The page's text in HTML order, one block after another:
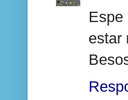
estar